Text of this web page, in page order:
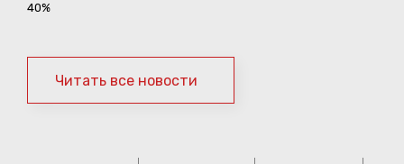
40%
Читать все новости